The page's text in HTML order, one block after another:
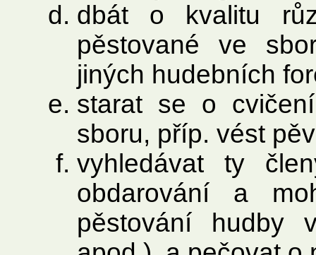
dbát o kvalitu
pěstované ve
jiných hudebních
starat se o
sboru, příp. vést
vyhledávat ty
obdarování a
pěstování hudby